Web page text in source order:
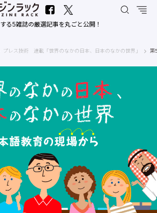
る5雑誌の厳選記事を丸ごと公開！
｜日刊工業新聞社
プレス技術 連載「世界のなかの日本、日本のなかの世界」 第